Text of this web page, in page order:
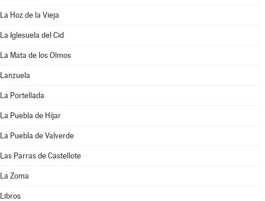
La Hoz de la Vieja
La Iglesuela del Cid
La Mata de los Olmos
Lanzuela
La Portellada
La Puebla de Híjar
La Puebla de Valverde
Las Parras de Castellote
La Zoma
Libros